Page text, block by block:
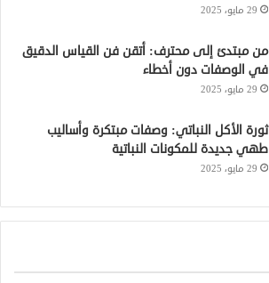
29 مايو، 2025
من مبتدئ إلى محترف: أتقن فن القياس الدقيق
في الوصفات دون أخطاء
29 مايو، 2025
ثورة الأكل النباتي: وصفات مبتكرة وأساليب
طهي جديدة للمكونات النباتية
29 مايو، 2025